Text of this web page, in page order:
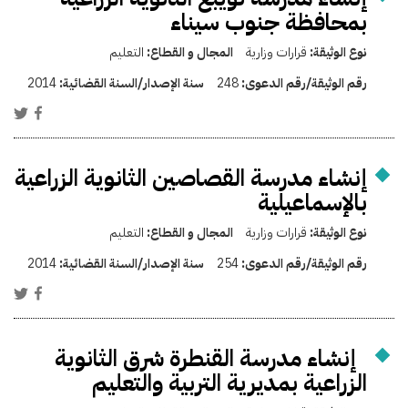
بمحافظة جنوب سيناء
نوع الوثيقة: قرارات وزارية المجال و القطاع: التعليم
رقم الوثيقة/رقم الدعوى:248 سنة الإصدار/السنة القضائية:2014
إنشاء مدرسة القصاصين الثانوية الزراعية
بالإسماعيلية
نوع الوثيقة: قرارات وزارية المجال و القطاع: التعليم
رقم الوثيقة/رقم الدعوى:254 سنة الإصدار/السنة القضائية:2014
إنشاء مدرسة القنطرة شرق الثانوية
الزراعية بمديرية التربية والتعليم